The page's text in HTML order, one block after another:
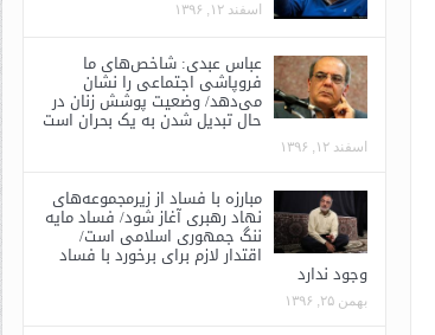
اسفند ۱۲, ۱۳۹۶
عباس عبدی: شاخص‌های ما
فروپاشی اجتماعی را نشان
می‌دهد/ وضعیت پوشش زنان در
حال تبدیل شدن به یک بحران است
اسفند ۱۲, ۱۳۹۶
مبارزه با فساد از زیرمجموعه‌های
نهاد رهبری آغاز شود/ فساد مایه
ننگ جمهوری اسلامی است/
اقتدار لازم برای برخورد با فساد
وجود ندارد
بهمن ۲۵, ۱۳۹۶